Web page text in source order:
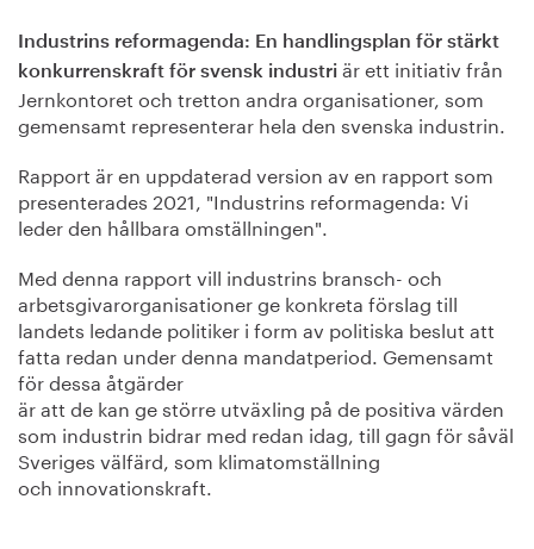
Industrins reformagenda: En handlingsplan för stärkt
konkurrenskraft för svensk industri är ett initiativ från
Jernkontoret och tretton andra organisationer, som
gemensamt representerar hela den svenska industrin.
Rapport är en uppdaterad version av en rapport som
presenterades 2021, "Industrins reformagenda: Vi
leder den hållbara omställningen".
Med denna rapport vill industrins bransch- och
arbetsgivarorganisationer ge konkreta förslag till
landets ledande politiker i form av politiska beslut att
fatta redan under denna mandatperiod. Gemensamt
för dessa åtgärder
är att de kan ge större utväxling på de positiva värden
som industrin bidrar med redan idag, till gagn för såväl
Sveriges välfärd, som klimatomställning
och innovationskraft.